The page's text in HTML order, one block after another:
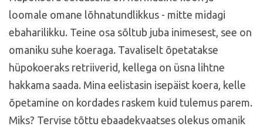
loomale omane lõhnatundlikkus - mitte midagi
ebaharilikku. Teine osa sõltub juba inimesest, see on
omaniku suhe koeraga. Tavaliselt õpetatakse
hüpokoeraks retriiverid, kellega on üsna lihtne
hakkama saada. Mina eelistasin isepäist koera, kelle
õpetamine on kordades raskem kuid tulemus parem.
Miks? Tervise tõttu ebaadekvaatses olekus omanik